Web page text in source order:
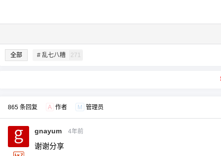
全部 # 乱七八糟 271
865 条回复 A 作者 M 管理员
gnayum 4年前
谢谢分享